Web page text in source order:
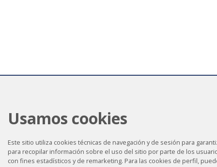
Usamos cookies
Este sitio utiliza cookies técnicas de navegación y de sesión para
para recopilar información sobre el uso del sitio por parte de los
con fines estadísticos y de remarketing. Para las cookies de perfil,